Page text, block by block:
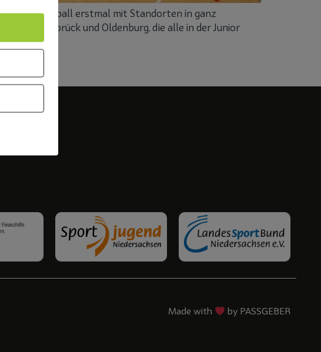
Basketball erstmal mit Standorten in ganz
Osnabrück und Oldenburg, die alle in der Junior
Made with by PASSGEBER